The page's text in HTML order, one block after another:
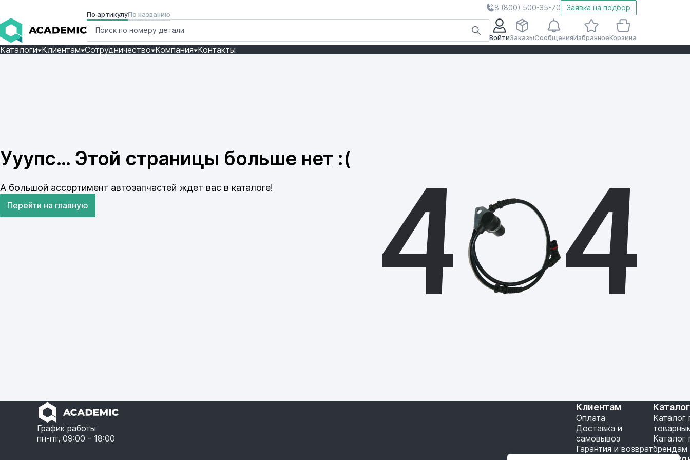
8 (800) 500-35-70 Заявка на подбор
По артикулуПо названию
ВойтиЗаказыСообщенияИзбранноеКорзина
Каталоги Клиентам Сотрудничество Компания Контакты
Ууупс… Этой страницы больше нет :(
А большой ассортимент автозапчастей ждет вас в каталоге!
Перейти на главную
График работы
пн-пт, 09:00 - 18:00
Клиентам
Оплата
Доставка и
самовывоз
Гарантия и возврат
Каталог
Каталог
брендам